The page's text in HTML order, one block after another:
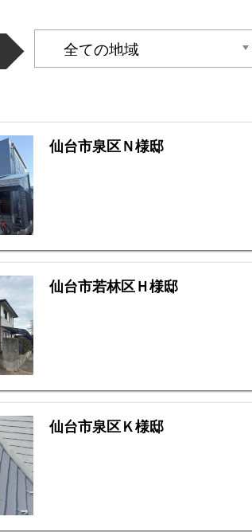
仙台市泉区Ｎ様邸
仙台市若林区Ｈ様邸
仙台市泉区Ｋ様邸